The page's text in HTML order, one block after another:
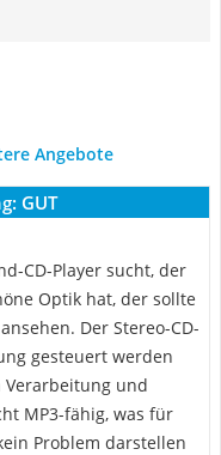
Angebote
GUT
CD-Player sucht, der
Optik hat, der sollte
Der Stereo-CD-
gesteuert werden
und
MP3-fähig, was für
Problem darstellen